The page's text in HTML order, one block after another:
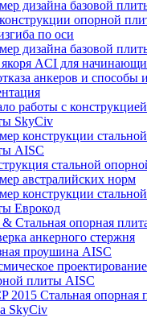
дизайна базовой
опорной
по оси
дизайна базовой
ACI для
анкеров и способы
работы с
SkyCiv
конструкции
AISC
стальной
австралийских норм
конструкции
Еврокод
Стальная опорная
анкерного стержня
проушина AISC
плиты AISC
2015 Стальная опорная
SkyCiv